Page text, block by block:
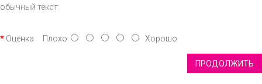
обычный текст.
Оценка Плохо Хорошо
ПРОДОЛЖИТЬ